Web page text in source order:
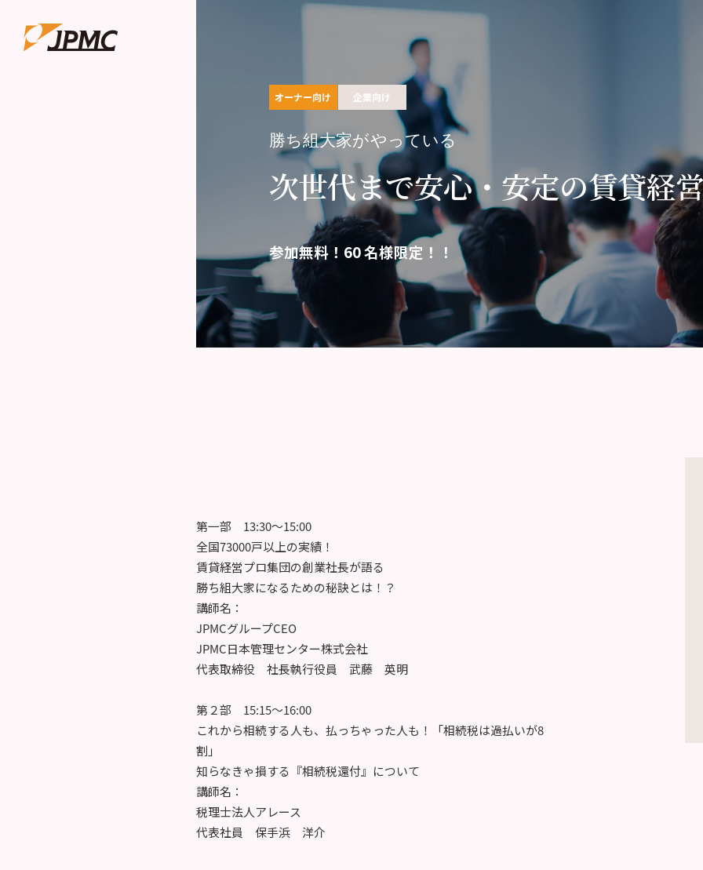
オーナー向け 企業向け
勝ち組大家がやっている
次世代まで安心・安定の賃貸経
参加無料！60 名様限定！！
第一部 13:30～15:00
全国73000戸以上の実績！
賃貸経営プロ集団の創業社長が語る
勝ち組大家になるための秘訣とは！？
講師名：
JPMCグループCEO
JPMC日本管理センター株式会社
代表取締役 社長執行役員 武藤 英明
第２部 15:15～16:00
これから相続する人も、払っちゃった人も！「相続税は過払いが8
割」
知らなきゃ損する『相続税還付』について
講師名：
税理士法人アレース
代表社員 保手浜 洋介